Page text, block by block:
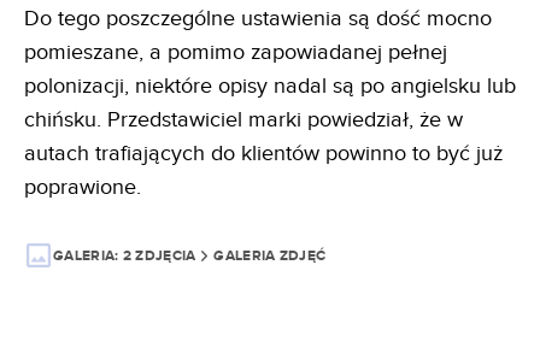
Do tego poszczególne ustawienia są dość mocno
pomieszane, a pomimo zapowiadanej pełnej
polonizacji, niektóre opisy nadal są po angielsku lub
chińsku. Przedstawiciel marki powiedział, że w
autach trafiających do klientów powinno to być już
poprawione.
GALERIA: 2 ZDJĘCIA GALERIA ZDJĘĆ